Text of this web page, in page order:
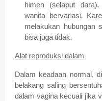
himen (selaput
wanita bervariasi.
melakukan hubungan
bisa juga tidak.
Alat reproduksi dalam
Dalam keadaan normal,
belakang saling
dalam vagina kecuali jika